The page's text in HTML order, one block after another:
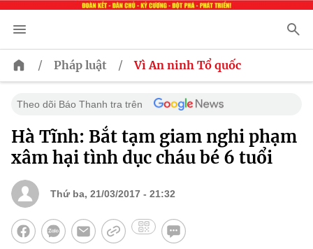
/ Pháp luật / Vì An ninh Tổ quốc
Theo dõi Báo Thanh tra trên
Hà Tĩnh: Bắt tạm giam nghi phạm
xâm hại tình dục cháu bé 6 tuổi
Thứ ba, 21/03/2017 - 21:32